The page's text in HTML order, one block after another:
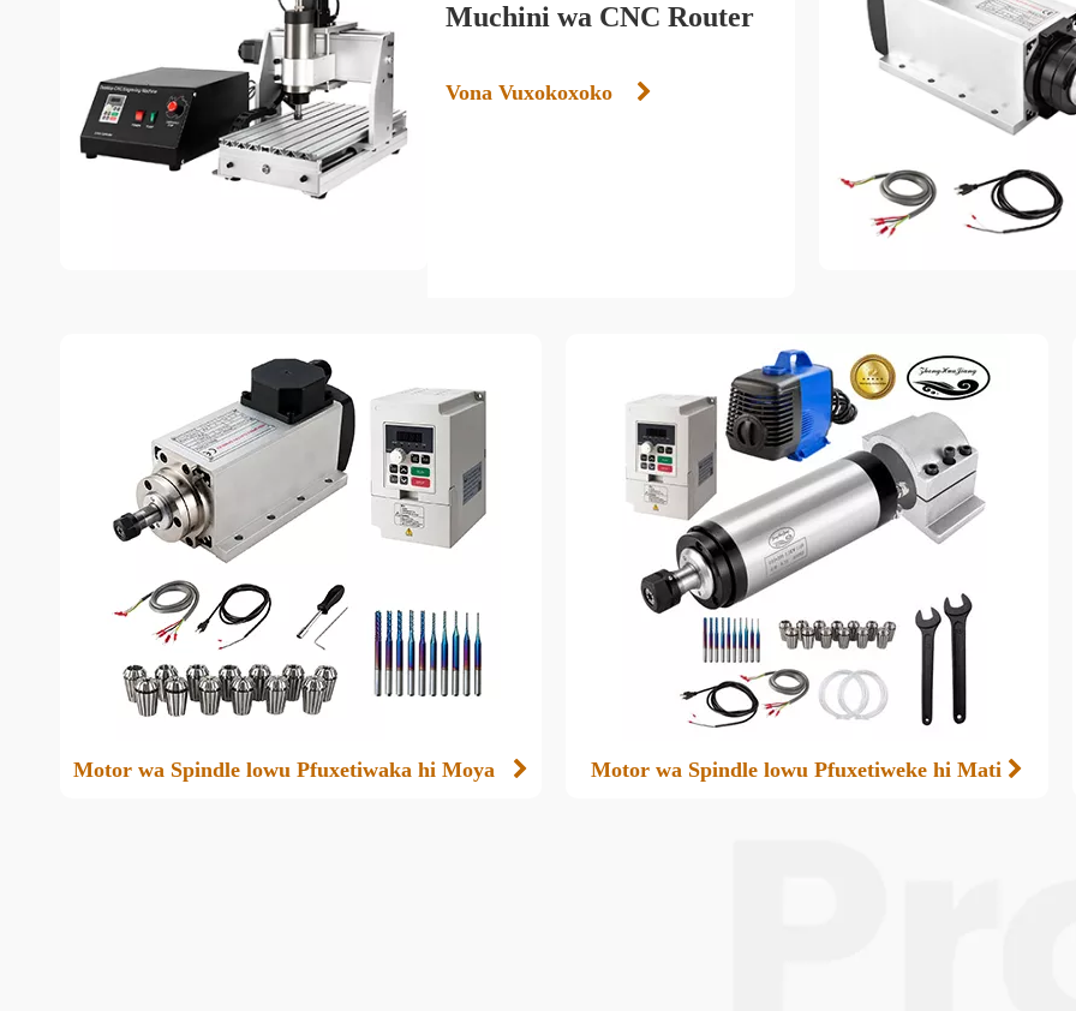
Muchini wa CNC Router
Vona Vuxokoxoko 
Motor wa Spindle lowu Pfuxetiwaka hi Moya Motor wa Spindle lowu Pfuxetiweke hi Mati